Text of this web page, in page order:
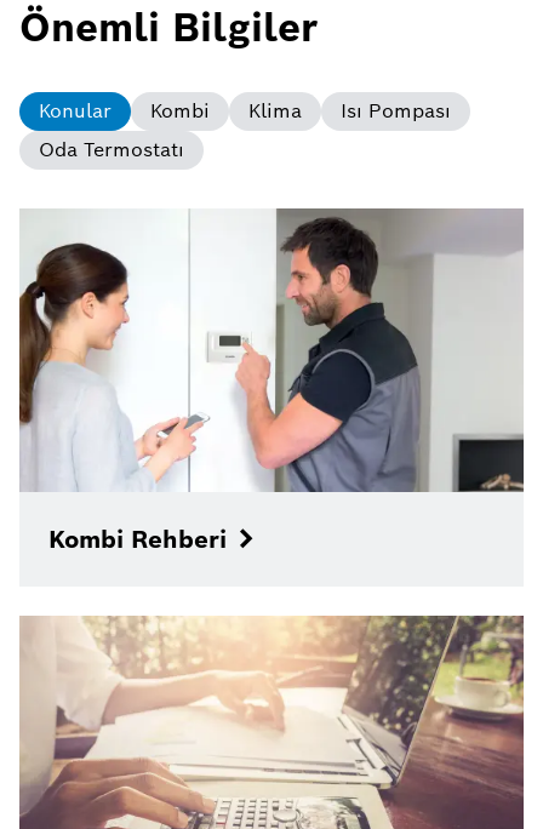
Önemli Bilgiler
Konular Kombi Klima
Isı Pompası
Oda Termostatı
Kombi Rehberi